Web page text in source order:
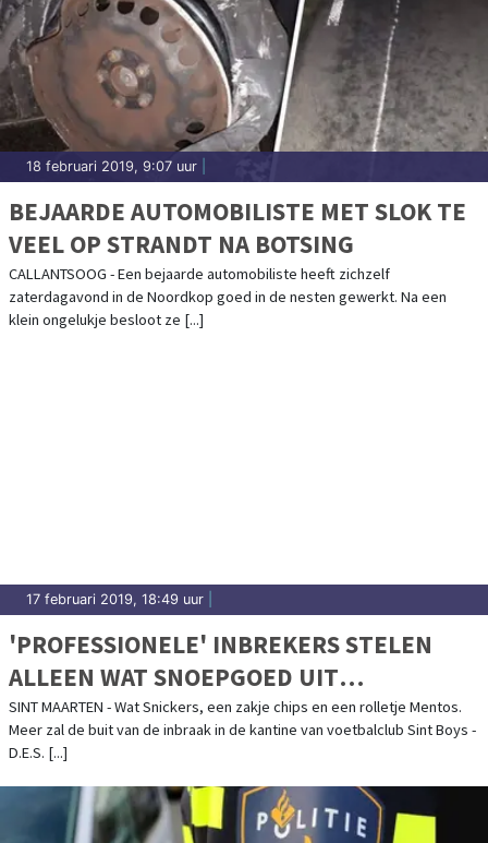
18 februari 2019, 9:07 uur
BEJAARDE AUTOMOBILISTE MET SLOK TE
VEEL OP STRANDT NA BOTSING
CALLANTSOOG - Een bejaarde automobiliste heeft zichzelf
zaterdagavond in de Noordkop goed in de nesten gewerkt. Na een
klein ongelukje besloot ze [...]
17 februari 2019, 18:49 uur
'PROFESSIONELE' INBREKERS STELEN
ALLEEN WAT SNOEPGOED UIT
VOETBALKANTINE
SINT MAARTEN - Wat Snickers, een zakje chips en een rolletje Mentos.
Meer zal de buit van de inbraak in de kantine van voetbalclub Sint Boys -
D.E.S. [...]